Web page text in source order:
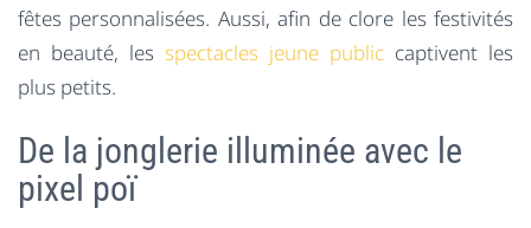
fêtes personnalisées. Aussi, afin de clore les festivités
en beauté, les spectacles jeune public captivent les
plus petits.
De la jonglerie illuminée avec le
pixel poï